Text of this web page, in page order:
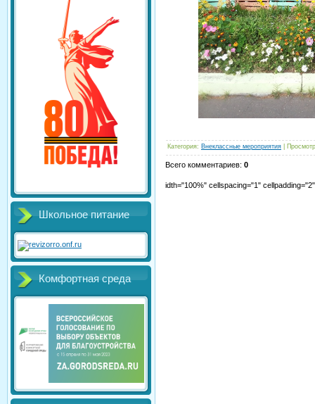
Школьное питание
Комфортная среда
Категория: Внеклассные мероприятия
Всего комментариев: 0
idth="100%" cellspacing="1"